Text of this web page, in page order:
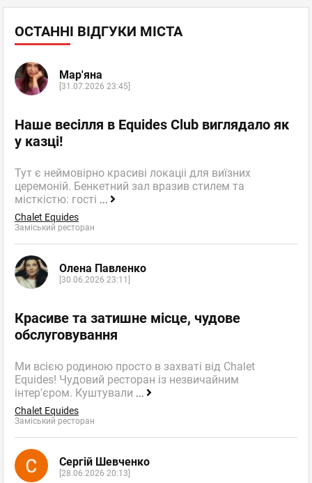
ОСТАННІ ВІДГУКИ МІСТА
Мар'яна
[31.07.2026 23:45]
Наше весілля в Equides Club виглядало як
у казці!
Тут є неймовірно красиві локаціі для виїзних
церемоній. Бенкетний зал вразив стилем та
місткістю: гості ...
Chalet Equides
Заміський ресторан
Олена Павленко
[30.06.2026 23:11]
Красиве та затишне місце, чудове
обслуговування
Ми всією родиною просто в захваті від Chalet
Equides! Чудовий ресторан із незвичайним
інтер'єром. Куштували ...
Chalet Equides
Заміський ресторан
Сергій Шевченко
[28.06.2026 20:13]